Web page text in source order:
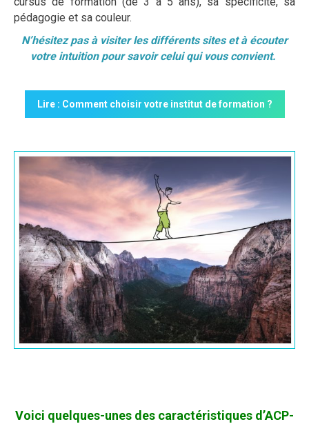
pédagogie et sa couleur.
N’hésitez pas à visiter les différents sites et à écouter
votre intuition pour savoir celui qui vous convient.
Lire : Comment choisir votre institut de formation ?
Voici quelques-unes des caractéristiques d’ACP-